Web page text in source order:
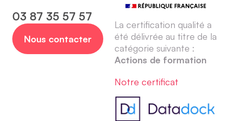
03 87 35 57 57
Nous contacter
La certification qualité a
été délivrée au titre de la
catégorie suivante :
Actions de formation
Notre certificat